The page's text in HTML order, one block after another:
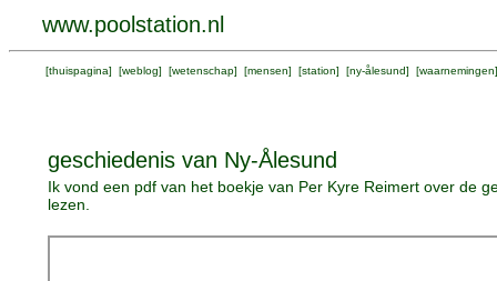
www.poolstation.nl
[thuispagina] [weblog] [wetenschap] [mensen] [station] [ny-ålesund] [waarnemingen
geschiedenis van Ny-Ålesund
Ik vond een pdf van het boekje van Per Kyre Reimert over de
lezen.